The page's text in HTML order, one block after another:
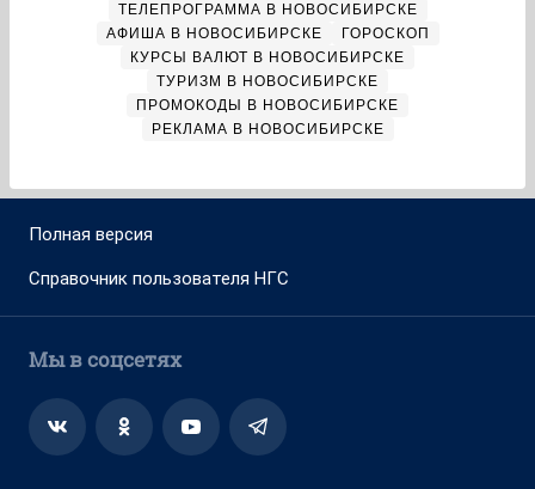
ТЕЛЕПРОГРАММА В НОВОСИБИРСКЕ
АФИША В НОВОСИБИРСКЕ
ГОРОСКОП
КУРСЫ ВАЛЮТ В НОВОСИБИРСКЕ
ТУРИЗМ В НОВОСИБИРСКЕ
ПРОМОКОДЫ В НОВОСИБИРСКЕ
РЕКЛАМА В НОВОСИБИРСКЕ
Полная версия
Справочник пользователя НГС
Мы в соцсетях